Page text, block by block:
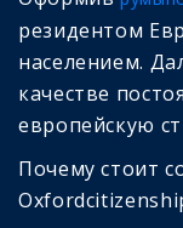
резидентом
населением.
качестве
европейскую
Почему стоит